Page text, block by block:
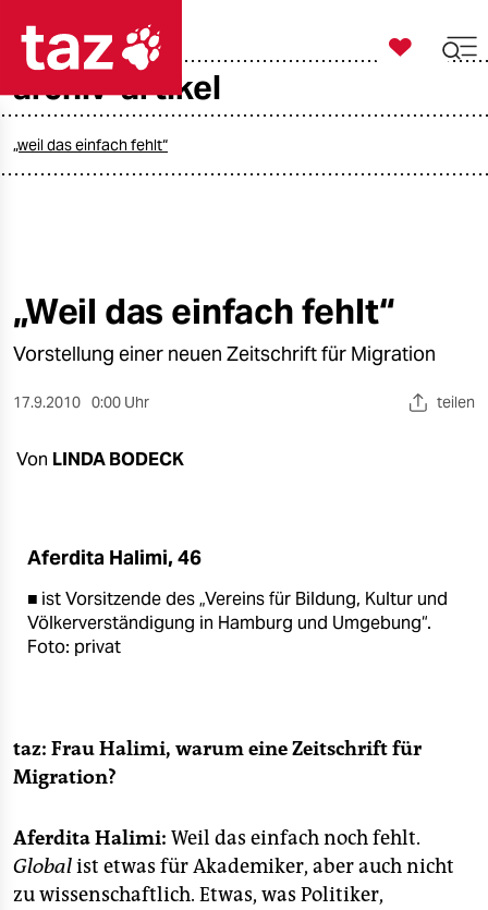
öko
gesellschaft
kultur
wahrheit
verlag
shop
unterstützen
abo

taz zahl ich
archiv-artikel
„weil das einfach fehlt“
„Weil das einfach fehlt“
Vorstellung einer neuen Zeitschrift für Migration
17.9.2010 0:00 Uhr teilen
Von LINDA BODECK
Aferdita Halimi, 46
■ ist Vorsitzende des „Vereins für Bildung, Kultur und
Völkerverständigung in Hamburg und Umgebung“.
Foto: privat
taz: Frau Halimi, warum eine Zeitschrift für
Migration?
Aferdita Halimi: Weil das einfach noch fehlt.
Globalist etwas für Akademiker, aber auch nicht
zu wissenschaftlich. Etwas, was Politiker,